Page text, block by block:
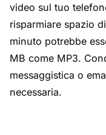
video sul tuo
risparmiare spazio
minuto potrebbe
MB come MP3.
messaggistica o
necessaria.